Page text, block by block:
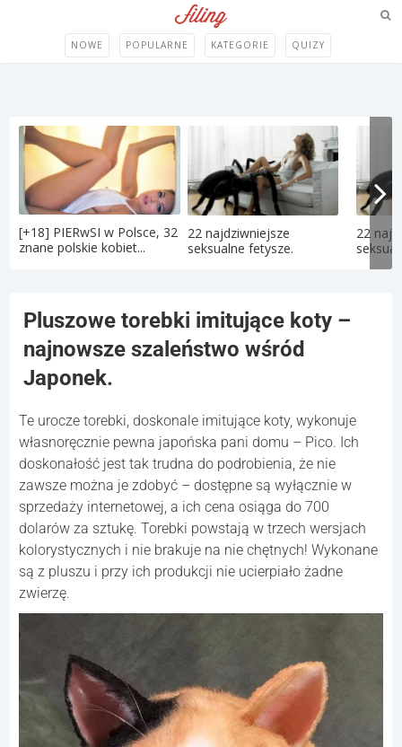
NOWE POPULARNE KATEGORIE QUIZY
[+18] PIERwSI w Polsce, 32
znane polskie kobiet...
22 najdziwniejsze
seksualne fetysze.
22
Pluszowe torebki imitujące koty –
najnowsze szaleństwo wśród
Japonek.
Te urocze torebki, doskonale imitujące koty, wykonuje
własnoręcznie pewna japońska pani domu – Pico. Ich
doskonałość jest tak trudna do podrobienia, że nie
zawsze można je zdobyć – dostępne są wyłącznie w
sprzedaży internetowej, a ich cena osiąga do 700
dolarów za sztukę. Torebki powstają w trzech wersjach
kolorystycznych i nie brakuje na nie chętnych! Wykonane
są z pluszu i przy ich produkcji nie ucierpiało żadne
zwierzę.